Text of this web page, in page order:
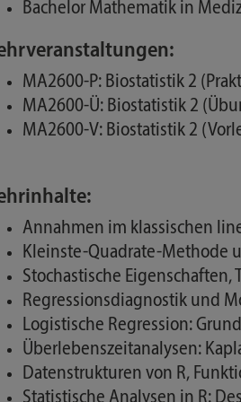
Bachelor Mathematik in
MA2600-P: Biostatistik 2
MA2600-Ü: Biostatistik 2
MA2600-V: Biostatistik 2
Annahmen im klassischen
Kleinste-Quadrate-Methode
Stochastische
Regressionsdiagnostik und
Logistische Regression:
Überlebenszeitanalysen:
Datenstrukturen von R,